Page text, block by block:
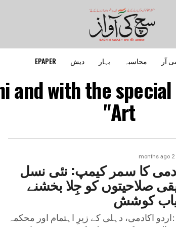
آر محاسبہ بہار دیش EPAPER
and with the
Art"
2 months ago
کا سمر کیمپ: نئی نسل
صلاحیتوں کو جِلا بخشنے
کوشش
اکادمی، دہلی کے زیرِ اہتمام اور محکمہ